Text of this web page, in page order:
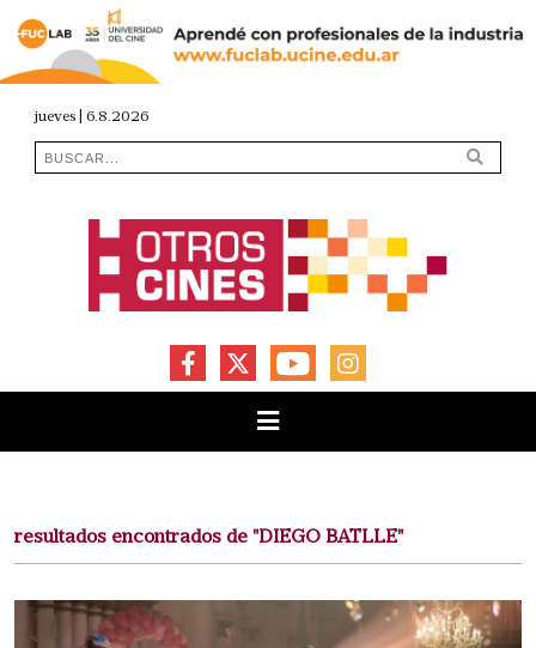
jueves | 6.8.2026
FACEBOOKYOUTUBEINSTAGRAM
resultados encontrados de "DIEGO BATLLE"